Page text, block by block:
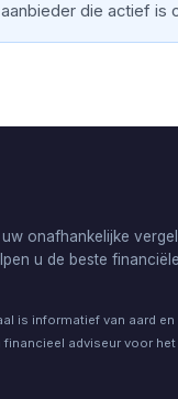
die actief is
onafhankelijke
u de beste
is informatief van aard
financieel adviseur voor